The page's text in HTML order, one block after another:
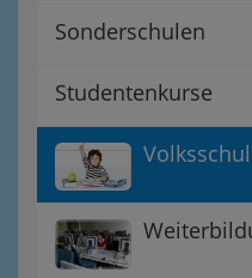
Sonderschulen
Studentenkurse